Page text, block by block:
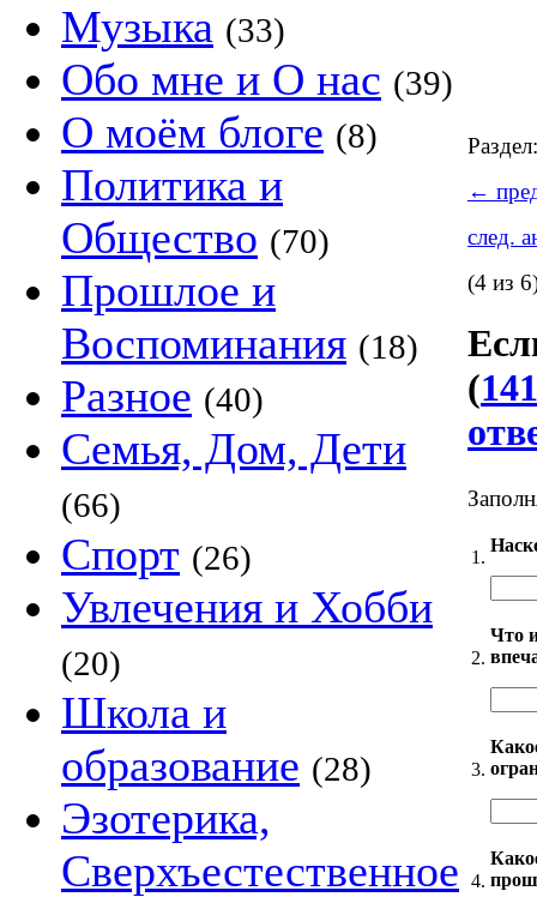
Музыка (33)
Обо мне и О нас (39)
О моём блоге (8)
Политика и
Общество (70)
Прошлое и
Воспоминания (18)
Разное (40)
Семья, Дом, Дети
(66)
Спорт (26)
Увлечения и Хобби
(20)
Школа и
образование (28)
Эзотерика,
Сверхъестественное
←
след.
(4 из
(
1.
2.
Что
3.
4.